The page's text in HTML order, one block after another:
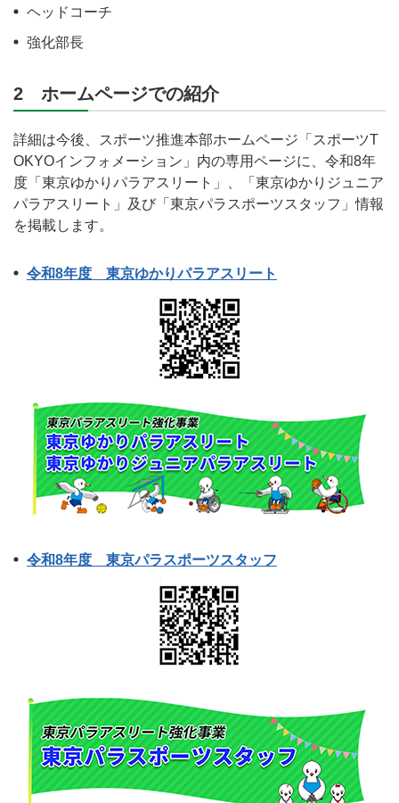
ヘッドコーチ
強化部長
2 ホームページでの紹介
詳細は今後、スポーツ推進本部ホームページ「スポーツT
OKYOインフォメーション」内の専用ページに、令和8年
度「東京ゆかりパラアスリート」、「東京ゆかりジュニア
パラアスリート」及び「東京パラスポーツスタッフ」情報
を掲載します。
令和8年度 東京ゆかりパラアスリート
令和8年度 東京パラスポーツスタッフ